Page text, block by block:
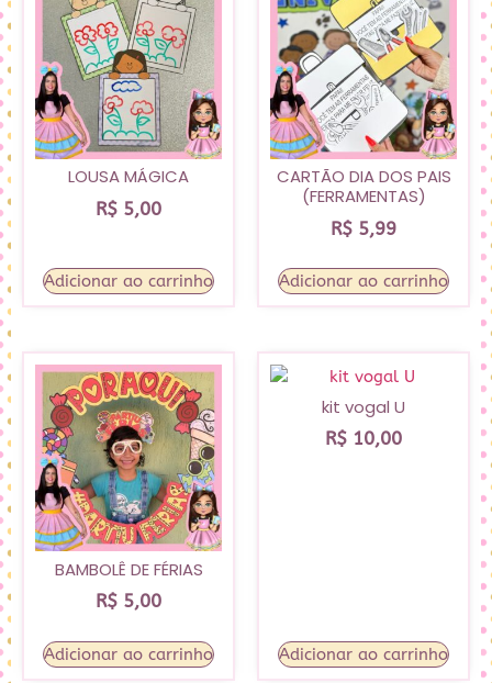
LOUSA MÁGICA
R$ 5,00
Adicionar ao carrinho
CARTÃO DIA DOS PAIS
(FERRAMENTAS)
R$ 5,99
Adicionar ao carrinho
BAMBOLÊ DE FÉRIAS
R$ 5,00
Adicionar ao carrinho
kit vogal U
R$ 10,00
Adicionar ao carrinho